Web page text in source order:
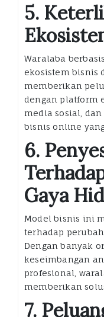
5.
Waralaba
ekosistem bisnis
memberikan
dengan platform
media sosial,
bisnis online
6.
Gaya
Model bisnis ini
terhadap
Dengan banyak
keseimbangan
profesional,
memberikan
7.